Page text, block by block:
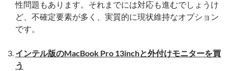
性問題もあります。それまでには対応も進むでしょうけ
ど、不確定要素が多く、実質的に現状維持なオプション
です。
インテル版のMacBook Pro 13inchと外付けモニターを買
う